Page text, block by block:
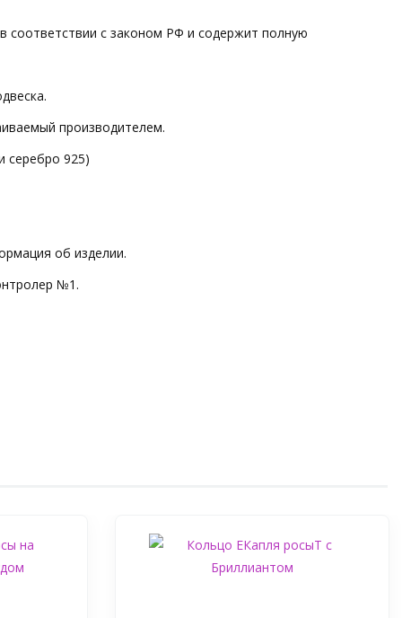
соответствии с законом РФ и содержит полную
производителем.
серебро 925)
об изделии.
№1.